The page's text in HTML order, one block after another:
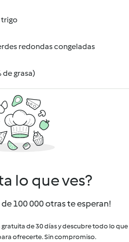
trigo
redondas congeladas
de grasa)
lo que ves?
100 000 otras te esperan!
de 30 días y descubre todo lo que
ofrecerte. Sin compromiso.